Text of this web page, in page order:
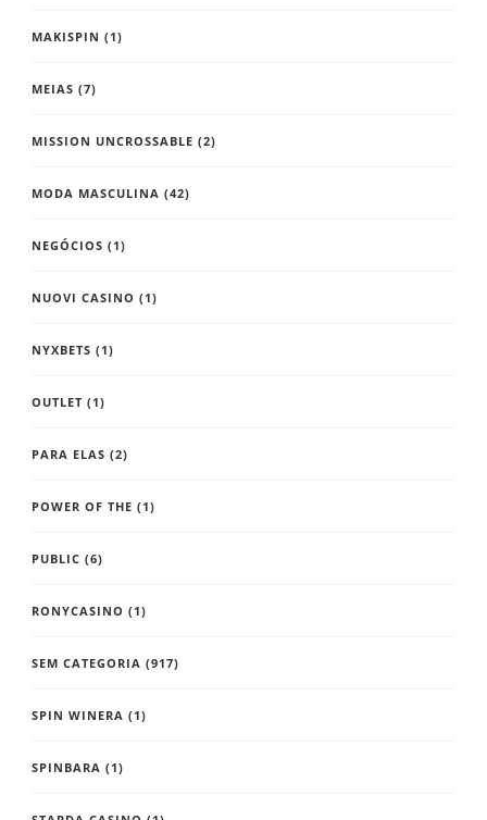
MAKISPIN (1)
MEIAS (7)
MISSION UNCROSSABLE (2)
MODA MASCULINA (42)
NEGÓCIOS (1)
NUOVI CASINO (1)
NYXBETS (1)
OUTLET (1)
PARA ELAS (2)
POWER OF THE (1)
PUBLIC (6)
RONYCASINO (1)
SEM CATEGORIA (917)
SPIN WINERA (1)
SPINBARA (1)